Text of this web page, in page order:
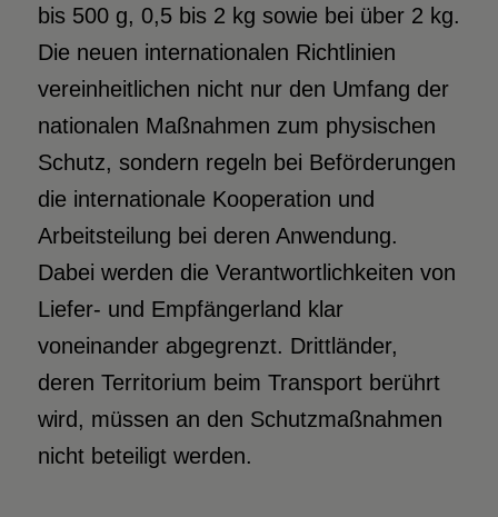
bis 500 g, 0,5 bis 2 kg sowie bei über 2 kg.
Die neuen internationalen Richtlinien
vereinheitlichen nicht nur den Umfang der
nationalen Maßnahmen zum physischen
Schutz, sondern regeln bei Beförderungen
die internationale Kooperation und
Arbeitsteilung bei deren Anwendung.
Dabei werden die Verantwortlichkeiten von
Liefer- und Empfängerland klar
voneinander abgegrenzt. Drittländer,
deren Territorium beim Transport berührt
wird, müssen an den Schutzmaßnahmen
nicht beteiligt werden.